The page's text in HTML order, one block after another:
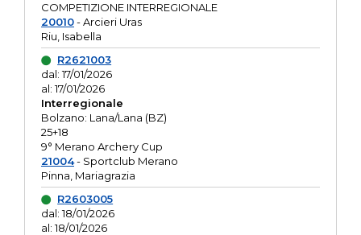
COMPETIZIONE INTERREGIONALE
20010- Arcieri Uras
Riu, Isabella
R2621003
dal: 17/01/2026
al: 17/01/2026
Interregionale
Bolzano: Lana/Lana (BZ)
25+18
9° Merano Archery Cup
21004- Sportclub Merano
Pinna, Mariagrazia
R2603005
dal: 18/01/2026
al: 18/01/2026